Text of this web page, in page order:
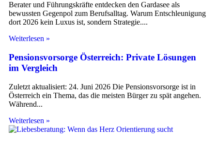
Berater und Führungskräfte entdecken den Gardasee als
bewussten Gegenpol zum Berufsalltag. Warum Entschleunigung
dort 2026 kein Luxus ist, sondern Strategie.
Weiterlesen »
Pensionsvorsorge Österreich: Private Lösungen
im Vergleich
Zuletzt aktualisiert: 24. Juni 2026 Die Pensionsvorsorge ist in
Österreich ein Thema, das die meisten Bürger zu spät angehen.
Während
Weiterlesen »